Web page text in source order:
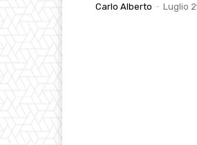
Carlo Alberto - Luglio